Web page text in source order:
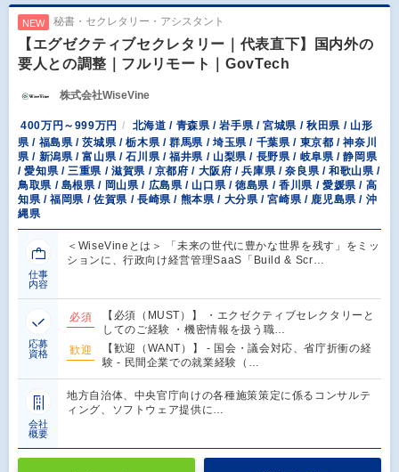
NEW 秘書・セクレタリー・アシスタント
【エグゼクティブセクレタリー｜代表直下】国内外の
要人との調整｜フルリモート｜GovTech
株式会社WiseVine
400万円～999万円
北海道 / 青森県 / 岩手県 / 宮城県 / 秋田県 / 山形
県 / 福島県 / 茨城県 / 栃木県 / 群馬県 / 埼玉県 / 千葉県 / 東京都 / 神奈川
県 / 新潟県 / 富山県 / 石川県 / 福井県 / 山梨県 / 長野県 / 岐阜県 / 静岡県
/ 愛知県 / 三重県 / 滋賀県 / 京都府 / 大阪府 / 兵庫県 / 奈良県 / 和歌山県 /
鳥取県 / 島根県 / 岡山県 / 広島県 / 山口県 / 徳島県 / 香川県 / 愛媛県 / 高
知県 / 福岡県 / 佐賀県 / 長崎県 / 熊本県 / 大分県 / 宮崎県 / 鹿児島県 / 沖
縄県
仕事
内容
＜WiseVineとは＞ 「未来の世代に豊かな世界を残す」をミッ
ションに、行政向け経営管理SaaS「Build & Scr…
応募
資格
必須
【必須（MUST）】 ・エクゼクティブセレクタリーと
してのご経験 ・機密情報を扱う職…
歓迎
【歓迎（WANT）】 - 国会・議会対応、省庁折衝の経
験 - 民間企業での就業経験（…
会社
概要
地方自治体、中央官庁向けの各種施策策定に係るコンサルテ
ィング、ソフトウェア提供に…